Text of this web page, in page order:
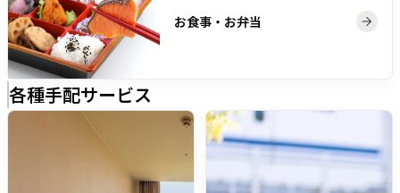
お食事・お弁当
各種手配サービス